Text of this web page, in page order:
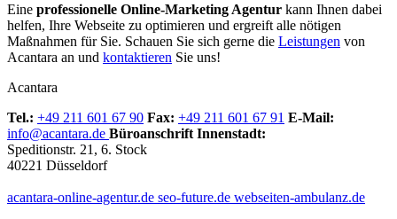
Eine professionelle Online-Marketing Agentur kann Ihnen dabei
helfen, Ihre Webseite zu optimieren und ergreift alle nötigen
Maßnahmen für Sie. Schauen Sie sich gerne die Leistungen von
Acantara an und kontaktieren Sie uns!
Acantara
Tel.: +49 211 601 67 90 Fax: +49 211 601 67 91 E-Mail:
info@acantara.de Büroanschrift Innenstadt:
Speditionstr. 21, 6. Stock
40221 Düsseldorf
acantara-online-agentur.de seo-future.de webseiten-ambulanz.de